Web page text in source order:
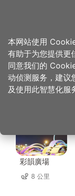
首页 > 想去的地方 >
宾利酒
彩韻廣場
8 公里
本网站使用
有助于为您提供更
同意我们的
动侦测服务，建议
及使用此智慧化服